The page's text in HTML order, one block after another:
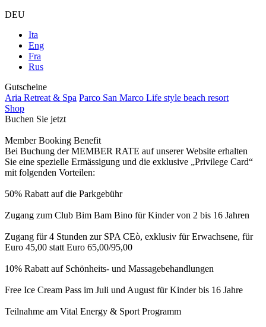
DEU
Ita
Eng
Fra
Rus
Gutscheine
Aria Retreat & Spa Parco San Marco Life style beach resort
Shop
Buchen Sie jetzt
Member Booking Benefit
Bei Buchung der MEMBER RATE auf unserer Website erhalten
Sie eine spezielle Ermässigung und die exklusive „Privilege Card“
mit folgenden Vorteilen:
50% Rabatt auf die Parkgebühr
Zugang zum Club Bim Bam Bino für Kinder von 2 bis 16 Jahren
Zugang für 4 Stunden zur SPA CEò, exklusiv für Erwachsene, für
Euro 45,00 statt Euro 65,00/95,00
10% Rabatt auf Schönheits- und Massagebehandlungen
Free Ice Cream Pass im Juli und August für Kinder bis 16 Jahre
Teilnahme am Vital Energy & Sport Programm